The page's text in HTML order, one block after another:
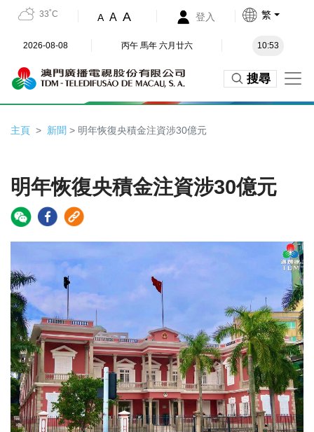
33˚C A A A 登入 繁
2026-08-08 丙午 馬年 六月廿六 10:53
搜尋
主頁 新聞 > 明年恢復央積金注資涉30億元
明年恢復央積金注資涉30億元